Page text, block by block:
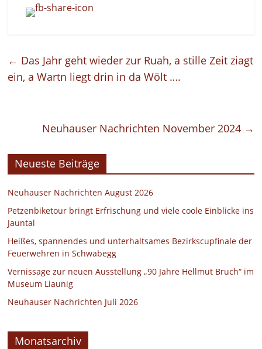
← Das Jahr geht wieder zur Ruah, a stille Zeit ziagt
ein, a Wartn liegt drin in da Wölt ….
Neuhauser Nachrichten November 2024 →
Neueste Beiträge
Neuhauser Nachrichten August 2026
Petzenbiketour bringt Erfrischung und viele coole Einblicke ins
Jauntal
Heißes, spannendes und unterhaltsames Bezirkscupfinale der
Feuerwehren in Schwabegg
Vernissage zur neuen Ausstellung „90 Jahre Hellmut Bruch“ im
Museum Liaunig
Neuhauser Nachrichten Juli 2026
Monatsarchiv